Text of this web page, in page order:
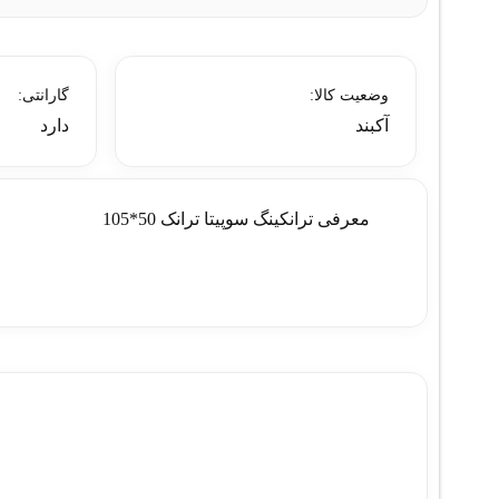
وضعیت کالا:
آکبند
گارانتی:
دارد
معرفی ترانکينگ سوپيتا ترانک 50*105